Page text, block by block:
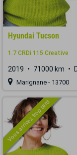
Hyundai Tucson
1.7 CRDi 115 Creative
2019 71000 km
Marignane - 13700
Vous arrivez trop tard